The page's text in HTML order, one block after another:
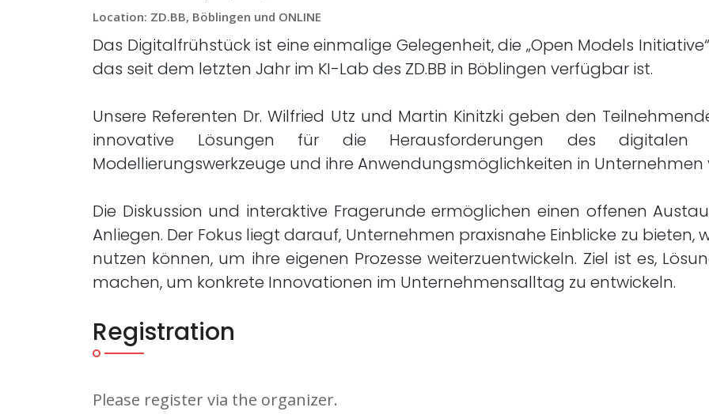
Location: ZD.BB, Böblingen und ONLINE
Das Digitalfrühstück ist eine einmalige Gelegenheit, die „Open Models
das seit dem letzten Jahr im KI-Lab des ZD.BB in Böblingen verfügbar ist.
Unsere Referenten Dr. Wilfried Utz und Martin Kinitzki geben den
innovative Lösungen für die Herausforderungen des
Modellierungswerkzeuge und ihre Anwendungsmöglichkeiten in Unternehmen
Die Diskussion und interaktive Fragerunde ermöglichen einen offenen
Anliegen. Der Fokus liegt darauf, Unternehmen praxisnahe Einblicke zu bieten,
nutzen können, um ihre eigenen Prozesse weiterzuentwickeln. Ziel ist es,
machen, um konkrete Innovationen im Unternehmensalltag zu entwickeln.
Registration
Please register via the organizer.